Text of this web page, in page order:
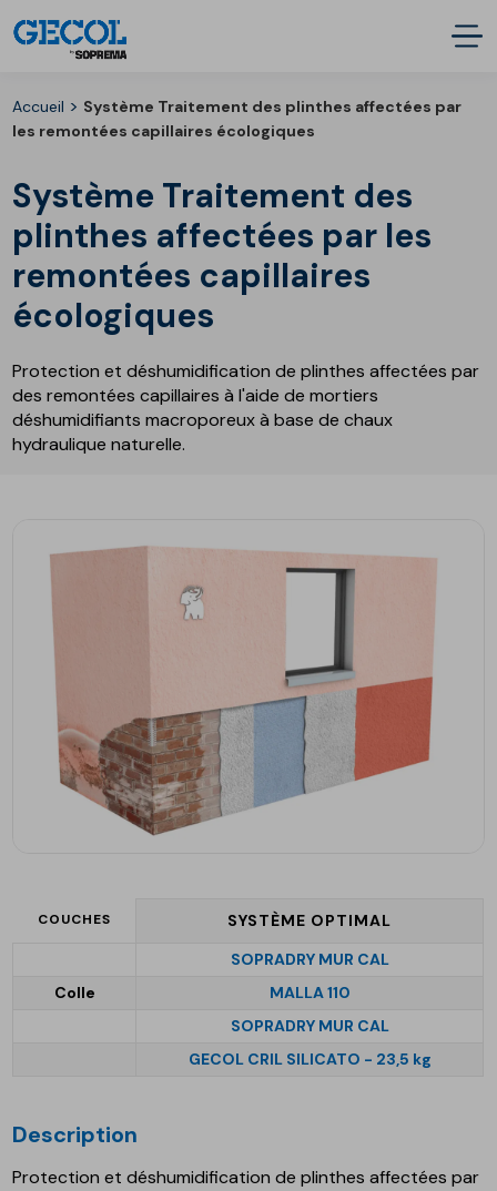
Accueil > Système Traitement des plinthes affectées par
les remontées capillaires écologiques
Système Traitement des
plinthes affectées par les
remontées capillaires
écologiques
Protection et déshumidification de plinthes affectées par
des remontées capillaires à l'aide de mortiers
déshumidifiants macroporeux à base de chaux
hydraulique naturelle.
COUCHES
SYSTÈME OPTIMAL
SOPRADRY MUR CAL
Colle
MALLA 110
SOPRADRY MUR CAL
GECOL CRIL SILICATO - 23,5 kg
Description
Protection et déshumidification de plinthes affectées par